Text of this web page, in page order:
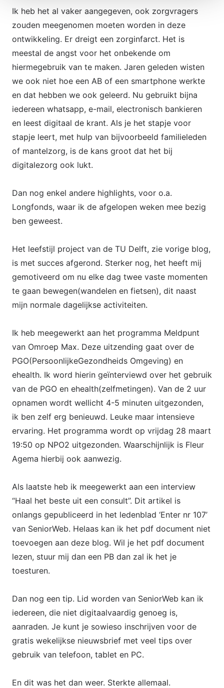
Ik heb het al vaker aangegeven, ook zorgvragers
zouden meegenomen moeten worden in deze
ontwikkeling. Er dreigt een zorginfarct. Het is
meestal de angst voor het onbekende om
hiermegebruik van te maken. Jaren geleden wisten
we ook niet hoe een AB of een smartphone werkte
en dat hebben we ook geleerd. Nu gebruikt bijna
iedereen whatsapp, e-mail, electronisch bankieren
en leest digitaal de krant. Als je het stapje voor
stapje leert, met hulp van bijvoorbeeld familieleden
of mantelzorg, is de kans groot dat het bij
digitalezorg ook lukt.
Dan nog enkel andere highlights, voor o.a.
Longfonds, waar ik de afgelopen weken mee bezig
ben geweest.
Het leefstijl project van de TU Delft, zie vorige blog,
is met succes afgerond. Sterker nog, het heeft mij
gemotiveerd om nu elke dag twee vaste momenten
te gaan bewegen(wandelen en fietsen), dit naast
mijn normale dagelijkse activiteiten.
Ik heb meegewerkt aan het programma Meldpunt
van Omroep Max. Deze uitzending gaat over de
PGO(PersoonlijkeGezondheids Omgeving) en
ehealth. Ik word hierin geïnterviewd over het gebruik
van de PGO en ehealth(zelfmetingen). Van de 2 uur
opnamen wordt wellicht 4-5 minuten uitgezonden,
ik ben zelf erg benieuwd. Leuke maar intensieve
ervaring. Het programma wordt op vrijdag 28 maart
19:50 op NPO2 uitgezonden. Waarschijnlijk is Fleur
Agema hierbij ook aanwezig.
Als laatste heb ik meegewerkt aan een interview
“Haal het beste uit een consult”. Dit artikel is
onlangs gepubliceerd in het ledenblad ‘Enter nr 107’
van SeniorWeb. Helaas kan ik het pdf document niet
toevoegen aan deze blog. Wil je het pdf document
lezen, stuur mij dan een PB dan zal ik het je
toesturen.
Dan nog een tip. Lid worden van SeniorWeb kan ik
iedereen, die niet digitaalvaardig genoeg is,
aanraden. Je kunt je sowieso inschrijven voor de
gratis wekelijkse nieuwsbrief met veel tips over
gebruik van telefoon, tablet en PC.
En dit was het dan weer. Sterkte allemaal.